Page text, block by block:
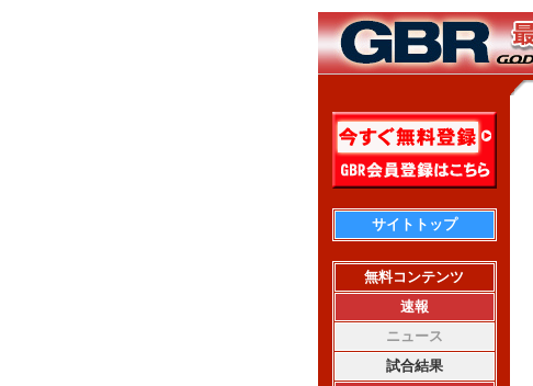
サイトトップ
無料コンテンツ
速報
ニュース
試合結果